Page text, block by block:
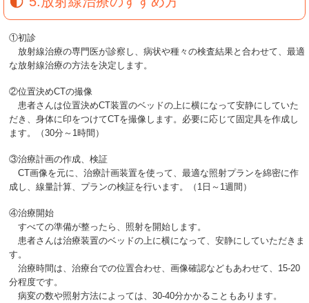
①初診
放射線治療の専門医が診察し、病状や種々の検査結果と合わせて、最適
な放射線治療の方法を決定します。
②位置決めCTの撮像
患者さんは位置決めCT装置のベッドの上に横になって安静にしていた
だき、身体に印をつけてCTを撮像します。必要に応じて固定具を作成し
ます。（30分～1時間）
③治療計画の作成、検証
CT画像を元に、治療計画装置を使って、最適な照射プランを綿密に作
成し、線量計算、プランの検証を行います。（1日～1週間）
④治療開始
すべての準備が整ったら、照射を開始します。
患者さんは治療装置のベッドの上に横になって、安静にしていただきま
す。
治療時間は、治療台での位置合わせ、画像確認などもあわせて、15-20
分程度です。
病変の数や照射方法によっては、30-40分かかることもあります。